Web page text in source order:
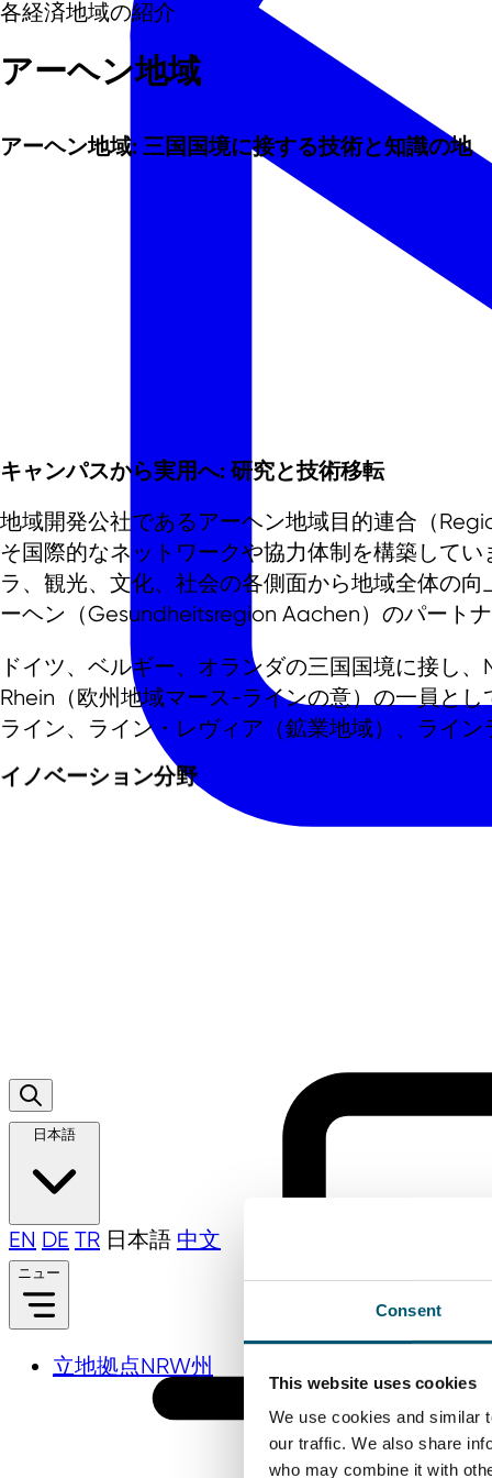
Consent
This website uses cookies
We use cookies and similar
our traffic. We also share
who may combine it with
日本語
EN DE TR 日本語 中文
ニュー
立地拠点NRW州
各経済地域の紹介
アーヘン地域
アーヘン地域: 三国国境に接する技術と知識の地
キャンパスから実用へ: 研究と技術移転
地域開発公社であるアーヘン地域目的連合（
そ国際的なネットワークや協力体制を構築して
ラ、観光、文化、社会の各側面から地域全体の
ーヘン（Gesundheitsregion Aachen）のパートナ
ドイツ、ベルギー、オランダの三国国境に接し
Rhein（欧州地域マース-ラインの意）の一員と
ライン、ライン・レヴィア（鉱業地域）、ライ
イノベーション分野